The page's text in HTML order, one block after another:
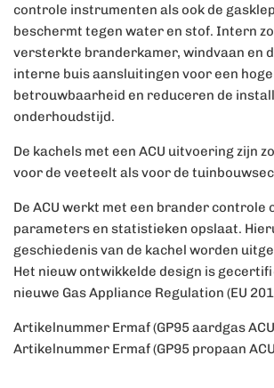
controle instrumenten als ook de
beschermt tegen water en stof. Intern
versterkte branderkamer, windvaan en
interne buis aansluitingen voor een
betrouwbaarheid en reduceren de
onderhoudstijd.
De kachels met een ACU uitvoering zijn
voor de veeteelt als voor de
De ACU werkt met een brander controle
parameters en statistieken opslaat.
geschiedenis van de kachel worden
Het nieuw ontwikkelde design is
nieuwe Gas Appliance Regulation (EU
Artikelnummer Ermaf (GP95 aardgas
Artikelnummer Ermaf (GP95 propaan